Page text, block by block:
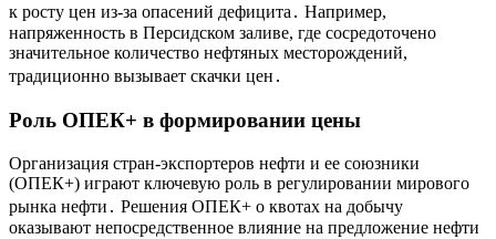
к росту цен из-за опасений дефицита․ Например,
напряженность в Персидском заливе, где сосредоточено
значительное количество нефтяных месторождений,
традиционно вызывает скачки цен․
Роль ОПЕК+ в формировании цены
Организация стран-экспортеров нефти и ее союзники
(ОПЕК+) играют ключевую роль в регулировании мирового
рынка нефти․ Решения ОПЕК+ о квотах на добычу
оказывают непосредственное влияние на предложение нефти